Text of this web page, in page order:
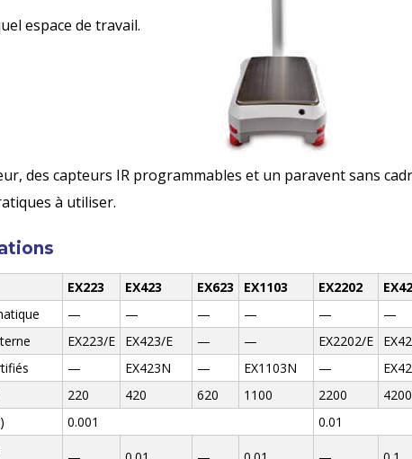
espace de travail.
des capteurs IR programmables et un paravent sans
à utiliser.
EX223 EX423 EX623 EX1103 EX2202
— — — — — —
EX223/E EX423/E — — EX2202/E
— EX423N — EX1103N —
220 420 620 1100 2200 4200
0.001 0.01